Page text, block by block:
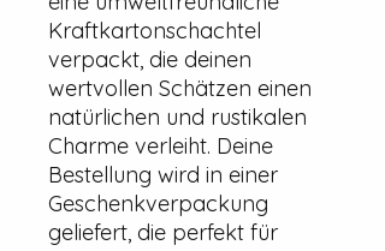
Kraftkartonschachtel
verpackt, die deinen
wertvollen Schätzen einen
natürlichen und rustikalen
Charme verleiht. Deine
Bestellung wird in einer
Geschenkverpackung
geliefert, die perfekt für